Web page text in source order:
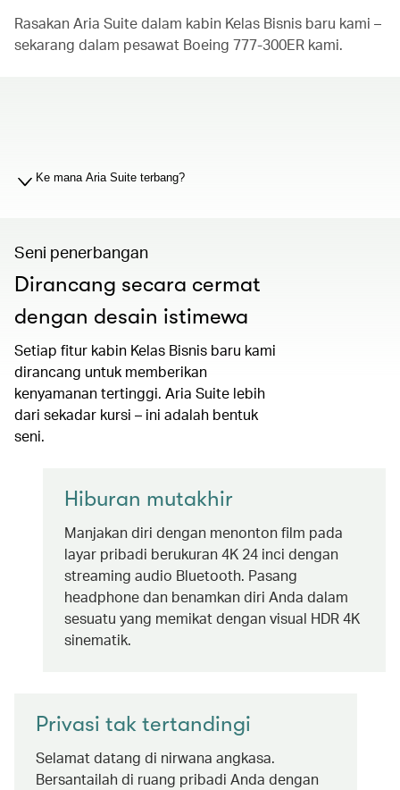
Rasakan Aria Suite dalam kabin Kelas Bisnis baru kami –
sekarang dalam pesawat Boeing 777-300ER kami.
Ke mana Aria Suite terbang?
Seni penerbangan
Dirancang secara cermat
dengan desain istimewa
Setiap fitur kabin Kelas Bisnis baru kami
dirancang untuk memberikan
kenyamanan tertinggi. Aria Suite lebih
dari sekadar kursi – ini adalah bentuk
seni.
Hiburan mutakhir
Manjakan diri dengan menonton film pada
layar pribadi berukuran 4K 24 inci dengan
streaming audio Bluetooth. Pasang
headphone dan benamkan diri Anda dalam
sesuatu yang memikat dengan visual HDR 4K
sinematik.
Privasi tak tertandingi
Selamat datang di nirwana angkasa.
Bersantailah di ruang pribadi Anda dengan